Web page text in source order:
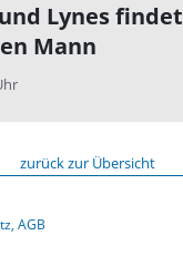
Lynes findet
Mann
zurück zur Übersicht
AGB